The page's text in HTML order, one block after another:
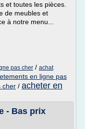
et toutes les pièces.
de meubles et
à notre menu...
pas cher / achat
en ligne pas
cher / acheter en
- Bas prix